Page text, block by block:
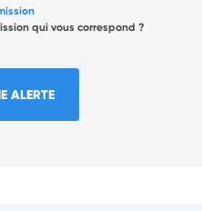
qui vous correspond ?
ALERTE